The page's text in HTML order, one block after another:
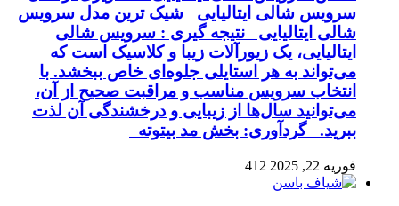
سرویس شالی ایتالیایی شیک ترین مدل سرویس
شالی ایتالیایی نتیجه گیری : سرویس شالی
ایتالیایی، یک زیورآلات زیبا و کلاسیک است که
می‌تواند به هر استایلی جلوه‌ای خاص ببخشد. با
انتخاب سرویس مناسب و مراقبت صحیح از آن،
می‌توانید سال‌ها از زیبایی و درخشندگی آن لذت
ببرید. گردآوری: بخش مد بیتوته
فوریه 22, 2025 412